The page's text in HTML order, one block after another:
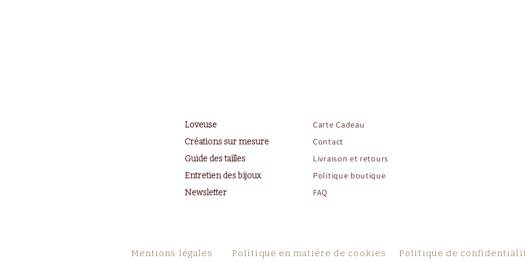
Loveuse
Créations sur mesure
Guide des tailles
Entretien des bijoux
Newsletter
CarteCadeau
Contact
Livraison et retours
Politique boutique
FAQ
Mentions légales Politique en matière de cookies Politique de